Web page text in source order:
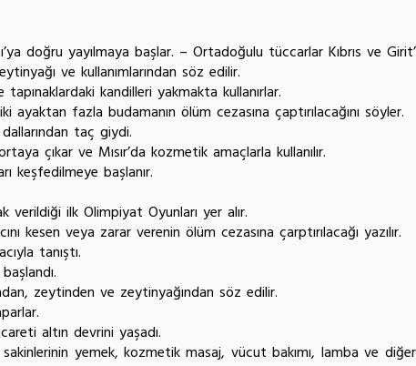
doğru yayılmaya başlar. – Ortadoğulu tüccarlar Kıbrıs ve
ve kullanımlarından söz edilir.
kandilleri yakmakta kullanırlar.
fazla budamanın ölüm cezasına çaptırılacağını söyler.
taç giydi.
çıkar ve Mısır’da kozmetik amaçlarla kullanılır.
keşfedilmeye başlanır.
ödül olarak verildiği ilk Olimpiyat Oyunları
kesen veya zarar verenin ölüm cezasına çarptırılacağı yazılır.
tanıştı.
zeytinden ve zeytinyağından söz edilir.
altın devrini yaşadı.
yemek, kozmetik masaj, vücut bakımı, lamba ve diğer